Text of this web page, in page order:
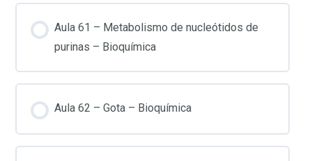
Aula 61 – Metabolismo de nucleótidos de
purinas – Bioquímica
Aula 62 – Gota – Bioquímica